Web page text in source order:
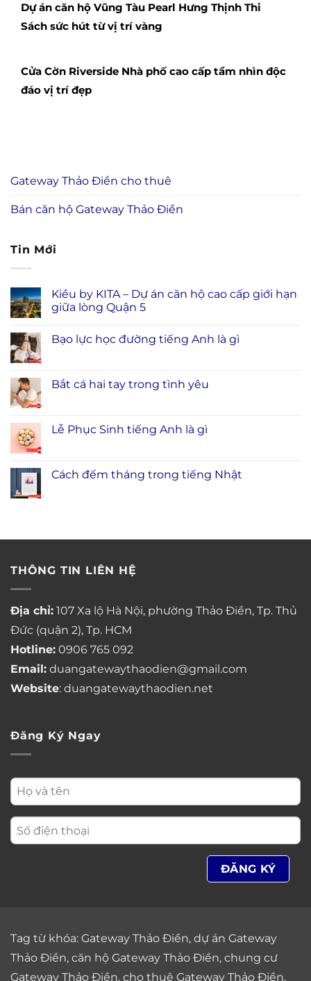
Dự án căn hộ Vũng Tàu Pearl Hưng Thịnh Thi
Sách sức hút từ vị trí vàng
Cửa Cờn Riverside Nhà phố cao cấp tầm nhìn độc
đáo vị trí đẹp
Gateway Thảo Điền cho thuê
Bán căn hộ Gateway Thảo Điền
Tin Mới
Kiều by KITA – Dự án căn hộ cao cấp giới hạn
giữa lòng Quận 5
Bạo lực học đường tiếng Anh là gì
Bắt cá hai tay trong tình yêu
Lễ Phục Sinh tiếng Anh là gì
Cách đếm tháng trong tiếng Nhật
THÔNG TIN LIÊN HỆ
Địa chỉ: 107 Xa lộ Hà Nội, phường Thảo Điền, Tp. Thủ
Đức (quận 2), Tp. HCM
Hotline: 0906 765 092
Email: duangatewaythaodien@gmail.com
Website: duangatewaythaodien.net
Đăng Ký Ngay
Tag từ khóa: Gateway Thảo Điền, dự án Gateway
Thảo Điền, căn hộ Gateway Thảo Điền, chung cư
Gateway Thảo Điền, cho thuê Gateway Thảo Điền,